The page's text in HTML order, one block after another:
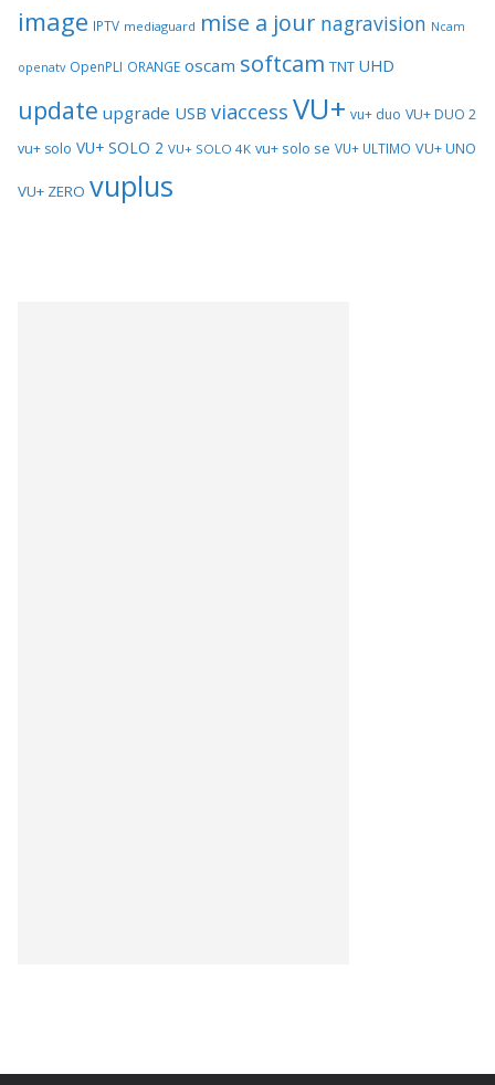
image IPTV mediaguard mise a jour nagravision Ncam
openatv OpenPLI ORANGE oscam softcam TNT UHD
update upgrade USB viaccess VU+ vu+ duo VU+ DUO 2
vu+ solo VU+ SOLO 2 VU+ SOLO 4K vu+ solo se VU+ ULTIMO VU+ UNO
VU+ ZERO vuplus